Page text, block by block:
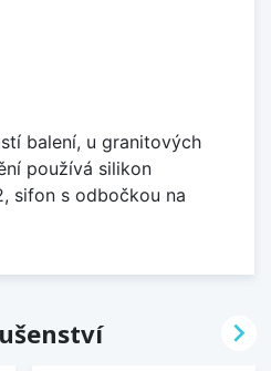
balení, u granitových
používá silikon
sifon s odbočkou na
